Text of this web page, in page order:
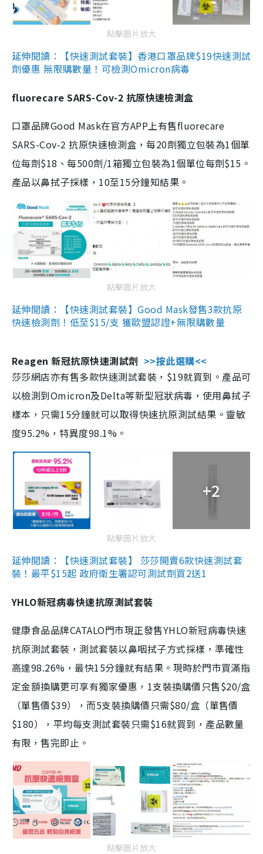
點擊圖片放大
延伸閱讀：【快速測試套裝】香港口罩品牌$19快速測試
劑優惠 無限購數量！可檢測Omicron病毒
fluorecare SARS-Cov-2 抗原快速檢測盒
口罩品牌Good Mask在官方APP上有售fluorecare
SARS-Cov-2 抗原快速檢測盒，每20劑獨立包裝為1個單
位每劑$18、每500劑/1箱獨立包裝為1個單位每劑$15。
產品以鼻拭子採樣，10至15分鐘知結果。
點擊圖片放大
延伸閱讀：【快速測試套裝】Good Mask發售3款抗原
快速檢測劑！低至$15/支 獲歐盟認證+無限購數量
Reagen 新冠抗原快速測試劑 >>按此選購<<
莎莎網店亦有售多款快速測試套裝，$19就買到。產品可
以檢測到Omicron及Delta等新型冠狀病毒，使用鼻拭子
樣本，只需15分鐘就可以取得快速抗原測試結果。靈敏
度95.2%，特異度98.1%。
+2
點擊圖片放大
延伸閱讀：【快速測試套裝】 莎莎開賣6款快速測試套
裝！最平$15起 政府衛生署認可測試劑買2送1
YHLO新冠病毒快速抗原測試套裝
健康食品品牌CATALO門市現正發售YHLO新冠病毒快速
抗原測試套裝，測試套裝以鼻咽拭子方式採樣，準確性
高達98.26%，最快15分鐘就有結果。現時於門市買滿指
定金額換購更可享有獨家優惠，1支裝換購價只售$20/盒
（單售價$39），而5支裝換購價只需$80/盒（單售價
$180），平均每支測試套裝只需$16就買到，產品數量
有限，售完即止。
點擊圖片放大